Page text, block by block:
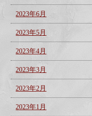
2023年6月
2023年5月
2023年4月
2023年3月
2023年2月
2023年1月